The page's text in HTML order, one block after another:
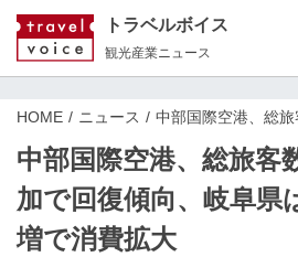
トラベルボイス
観光産業ニュース
HOME ニュース 中部国際空港、総
中部国際空港、総旅客
加で回復傾向、岐阜県
増で消費拡大